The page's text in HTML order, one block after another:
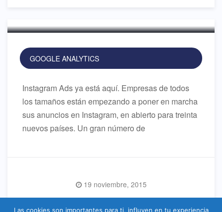
GOOGLE ANALYTICS
Instagram Ads ya está aquí. Empresas de todos
los tamaños están empezando a poner en marcha
sus anuncios en Instagram, en abierto para treinta
nuevos países. Un gran número de
Read More
19 noviembre, 2015
Las cookies son importantes para ti, influyen en tu experiencia